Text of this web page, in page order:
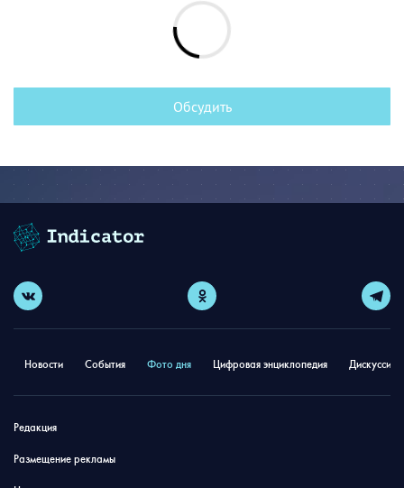
Обсудить
Новости События Фото дня Цифровая энциклопедия
Редакция
Размещение рекламы